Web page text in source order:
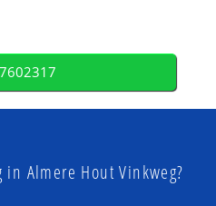
Almere Hout Vinkweg?